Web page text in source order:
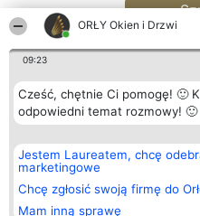
ORŁY Okien i Drzwi
09:23
Cześć, chętnie Ci pomogę! 🙂
odpowiedni temat rozmowy! 🙂
Jestem Laureatem, chcę
marketingowe
Chcę zgłosić swoją firmę do
Mam inną sprawę
Organizator plebiscytu
Bright Side Solutions sp. z o.
o. sp. k.
ul. Ruska 22
Wrocław 50-079
KRS 0000749100 | Regon